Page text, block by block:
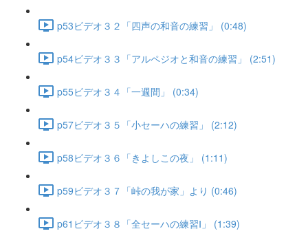
p53ビデオ３２「四声の和音の練習」 (0:48)
p54ビデオ３３「アルペジオと和音の練習」 (2:51)
p55ビデオ３４「一週間」 (0:34)
p57ビデオ３５「小セーハの練習」 (2:12)
p58ビデオ３６「きよしこの夜」 (1:11)
p59ビデオ３７「峠の我が家」より (0:46)
p61ビデオ３８「全セーハの練習Ⅰ」 (1:39)